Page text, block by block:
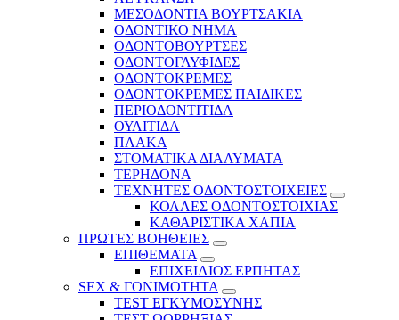
ΜΕΣΟΔΟΝΤΙΑ ΒΟΥΡΤΣΑΚΙΑ
ΟΔΟΝΤΙΚΟ ΝΗΜΑ
ΟΔΟΝΤΟΒΟΥΡΤΣΕΣ
ΟΔΟΝΤΟΓΛΥΦΙΔΕΣ
ΟΔΟΝΤΟΚΡΕΜΕΣ
ΟΔΟΝΤΟΚΡΕΜΕΣ ΠΑΙΔΙΚΕΣ
ΠΕΡΙΟΔΟΝΤΙΤΙΔΑ
ΟΥΛΙΤΙΔΑ
ΠΛΑΚΑ
ΣΤΟΜΑΤΙΚΑ ΔΙΑΛΥΜΑΤΑ
ΤΕΡΗΔΟΝΑ
ΤΕΧΝΗΤΕΣ ΟΔΟΝΤΟΣΤΟΙΧΕΙΕΣ
ΚΟΛΛΕΣ ΟΔΟΝΤΟΣΤΟΙΧΙΑΣ
ΚΑΘΑΡΙΣΤΙΚΑ ΧΑΠΙΑ
ΠΡΩΤΕΣ ΒΟΗΘΕΙΕΣ
ΕΠΙΘΕΜΑΤΑ
ΕΠΙΧΕΙΛΙΟΣ ΕΡΠΗΤΑΣ
SEX & ΓΟΝΙΜΟΤΗΤΑ
TEST ΕΓΚΥΜΟΣΥΝΗΣ